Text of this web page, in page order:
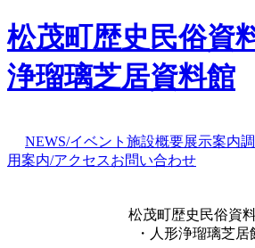
松茂町歴史民俗資
浄瑠璃芝居資料館
NEWS/イベント 施設概要展示案内
用案内/アクセスお問い合わせ
松茂町歴史民俗資
・人形浄瑠璃芝居